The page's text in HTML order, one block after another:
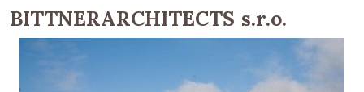
BITTNERARCHITECTS s.r.o.